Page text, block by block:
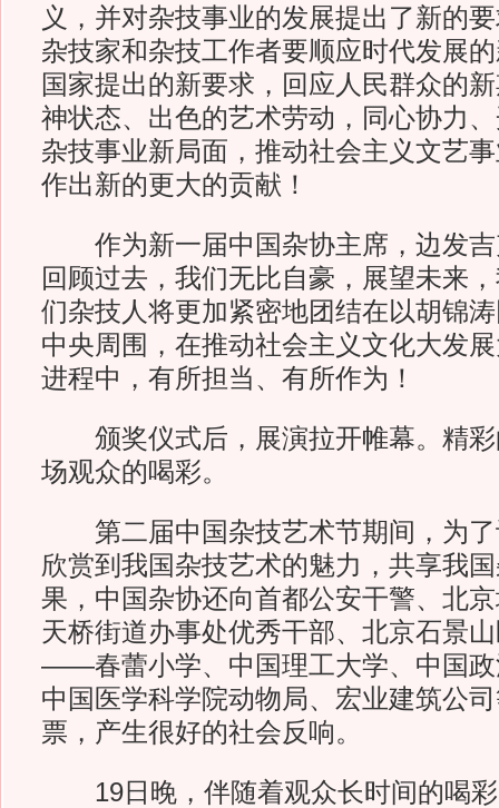
义，并对杂技事业的发展提出了新的
杂技家和杂技工作者要顺应时代发展
国家提出的新要求，回应人民群众的
神状态、出色的艺术劳动，同心协力
杂技事业新局面，推动社会主义文艺
作出新的更大的贡献！
作为新一届中国杂协主席，边发吉
回顾过去，我们无比自豪，展望未来
们杂技人将更加紧密地团结在以胡锦
中央周围，在推动社会主义文化大发
进程中，有所担当、有所作为！
颁奖仪式后，展演拉开帷幕。精彩
场观众的喝彩。
第二届中国杂技艺术节期间，为了
欣赏到我国杂技艺术的魅力，共享我
果，中国杂协还向首都公安干警、北
天桥街道办事处优秀干部、北京石景
——春蕾小学、中国理工大学、中国政
中国医学科学院动物局、宏业建筑公
票，产生很好的社会反响。
19日晚，伴随着观众长时间的喝彩